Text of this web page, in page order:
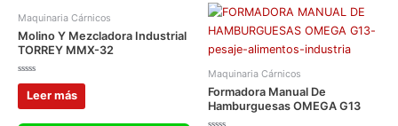
Maquinaria Cárnicos
Molino Y Mezcladora Industrial
TORREY MMX-32
Valorado
con
de
Leer más
Maquinaria Cárnicos
Formadora Manual De
Hamburguesas OMEGA G13